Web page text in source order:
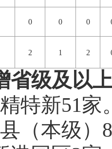
0 0 0
2 1 2
省级及以
特新51家
（本级） 8